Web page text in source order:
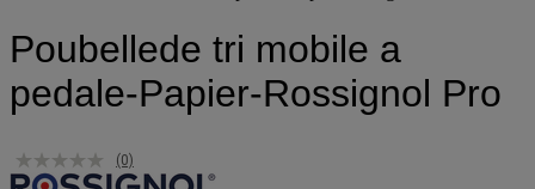
Poubellede tri mobile a
pedale-Papier-Rossignol Pro
(0)